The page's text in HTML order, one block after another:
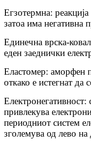
Егзотермна:
затоа има негативна
Единечна врска-
еден заеднички
Еластомер: аморфен
откако е истегнат да
привлекува
периодниот систем
зголемува од лево